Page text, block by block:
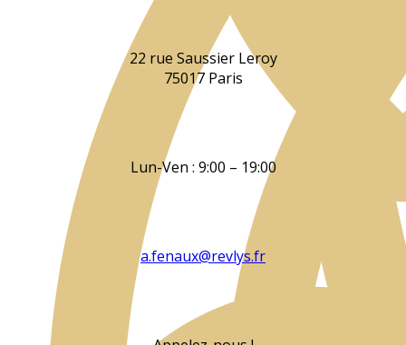
22 rue Saussier Leroy
75017 Paris
Lun-Ven : 9:00 – 19:00
a.fenaux@revlys.fr